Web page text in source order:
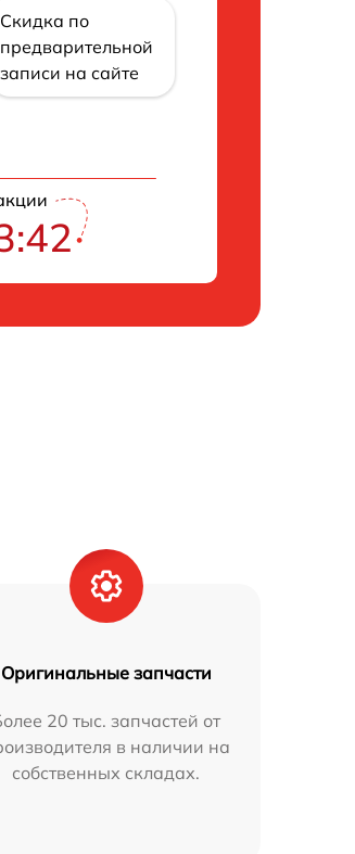
Скидка по
предварительной
записи на сайте
Оригинальные запчасти
20 тыс. запчастей от
в наличии на
собственных складах.